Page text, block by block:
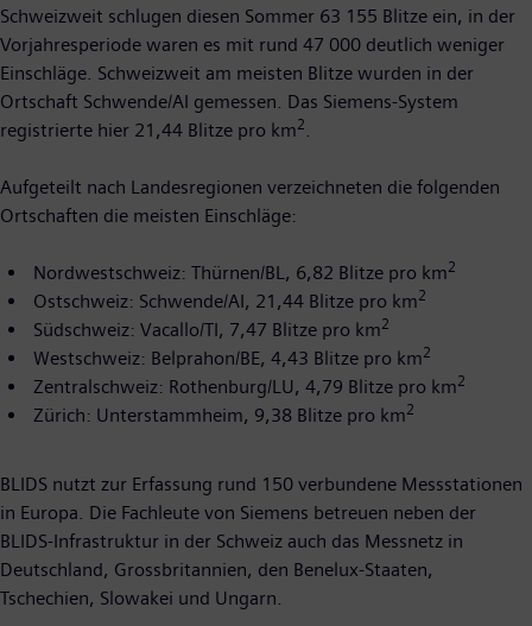
Schweizweit schlugen diesen Sommer 63 155 Blitze ein, in der
Vorjahresperiode waren es mit rund 47 000 deutlich weniger
Einschläge. Schweizweit am meisten Blitze wurden in der
Ortschaft Schwende/AI gemessen. Das Siemens-System
registrierte hier 21,44 Blitze pro km2.
Aufgeteilt nach Landesregionen verzeichneten die folgenden
Ortschaften die meisten Einschläge:
Nordwestschweiz: Thürnen/BL, 6,82 Blitze pro km2
Ostschweiz: Schwende/AI, 21,44 Blitze pro km2
Südschweiz: Vacallo/TI, 7,47 Blitze pro km2
Westschweiz: Belprahon/BE, 4,43 Blitze pro km2
Zentralschweiz: Rothenburg/LU, 4,79 Blitze pro km2
Zürich: Unterstammheim, 9,38 Blitze pro km2
BLIDS nutzt zur Erfassung rund 150 verbundene Messstationen
in Europa. Die Fachleute von Siemens betreuen neben der
BLIDS-Infrastruktur in der Schweiz auch das Messnetz in
Deutschland, Grossbritannien, den Benelux-Staaten,
Tschechien, Slowakei und Ungarn.